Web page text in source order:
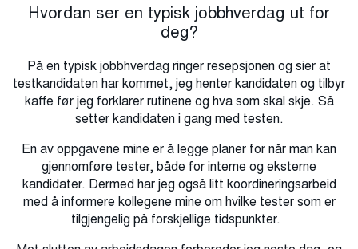
Hvordan ser en typisk jobbhverdag ut for
deg?
På en typisk jobbhverdag ringer resepsjonen og sier at
testkandidaten har kommet, jeg henter kandidaten og tilbyr
kaffe før jeg forklarer rutinene og hva som skal skje. Så
setter kandidaten i gang med testen.
En av oppgavene mine er å legge planer for når man kan
gjennomføre tester, både for interne og eksterne
kandidater. Dermed har jeg også litt koordineringsarbeid
med å informere kollegene mine om hvilke tester som er
tilgjengelig på forskjellige tidspunkter.